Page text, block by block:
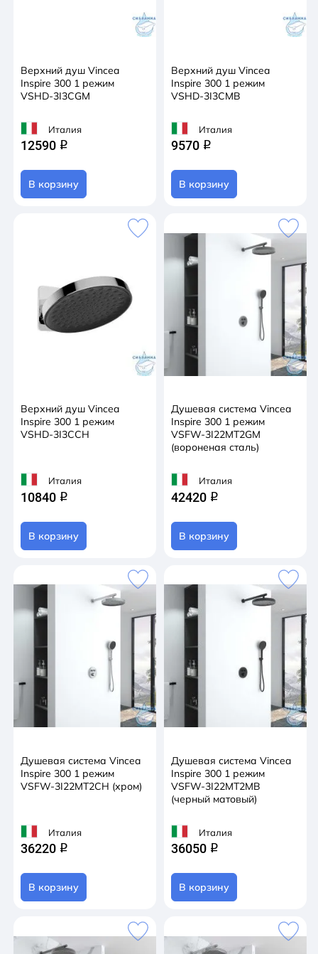
Верхний душ Vincea
Inspire 300 1 режим
VSHD-3I3CGM
Италия
12590 q
В корзину
Верхний душ Vincea
Inspire 300 1 режим
VSHD-3I3CMB
Италия
9570 q
В корзину
Верхний душ Vincea
Inspire 300 1 режим
VSHD-3I3CCH
Италия
10840 q
В корзину
Душевая система Vincea
Inspire 300 1 режим
VSFW-3I22MT2GM
(вороненая сталь)
Италия
42420 q
В корзину
Душевая система Vincea
Inspire 300 1 режим
VSFW-3I22MT2CH (хром)
Италия
36220 q
В корзину
Душевая система Vincea
Inspire 300 1 режим
VSFW-3I22MT2MB
(черный матовый)
Италия
36050 q
В корзину